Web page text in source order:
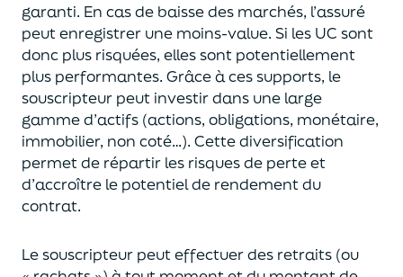
garanti. En casde baisse des marchés, l’assuré
peut enregistrer une moins-value. Si les UC sont
donc plus risquées, elles sont potentiellement
plus performantes. Grâce à ces supports, le
souscripteur peut investir dans une large
gamme d’actifs (actions, obligations, monétaire,
immobilier, non coté…). Cette diversification
permet de répartir les risques de perte et
d’accroître le potentielde rendement du
contrat.
Le souscripteur peut effectuer des retraits (ou